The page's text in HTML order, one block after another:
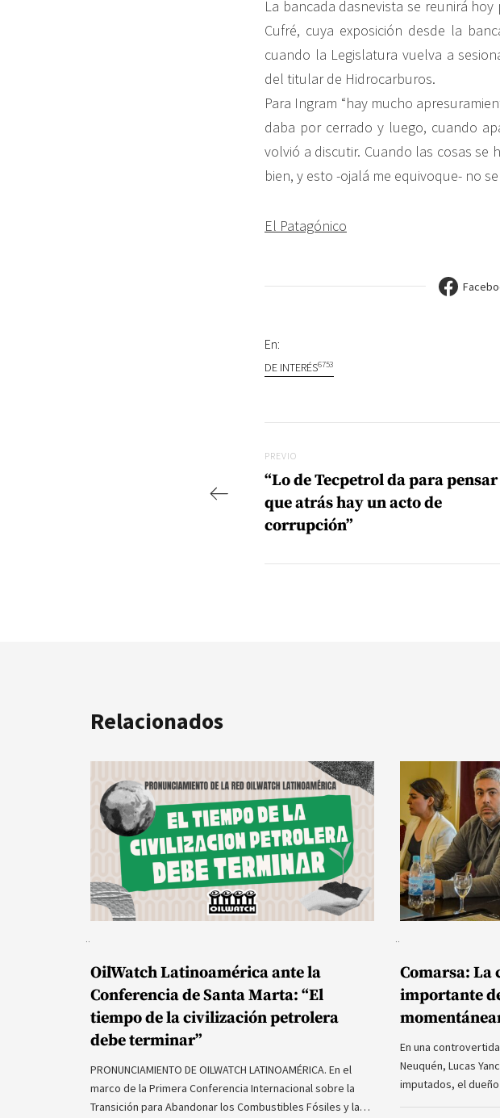
La bancada dasnevista se reunirá
Cufré, cuya exposición desde la
cuando la Legislatura vuelva a
del titular de Hidrocarburos.
Para Ingram “hay mucho
daba por cerrado y luego, cuando
volvió a discutir. Cuando las cosas se
bien, y esto -ojalá me equivoque- no
El Patagónico
En:
DE INTERÉS6753
Previo
PREVIO
“Lo de Tecpetrol da para pensar
que atrás hay un acto de
corrupción”
Relacionados
OilWatch Latinoamérica ante la
Conferencia de Santa Marta: “El
tiempo de la civilización petrolera
debe terminar”
PRONUNCIAMIENTO DE OILWATCH LATINOAMÉRICA. En el
marco de la Primera Conferencia Internacional sobre la
Transición para Abandonar los Combustibles Fósiles y la…
Comarsa: La
importante
En una
Neuquén, Lucas
imputados, el